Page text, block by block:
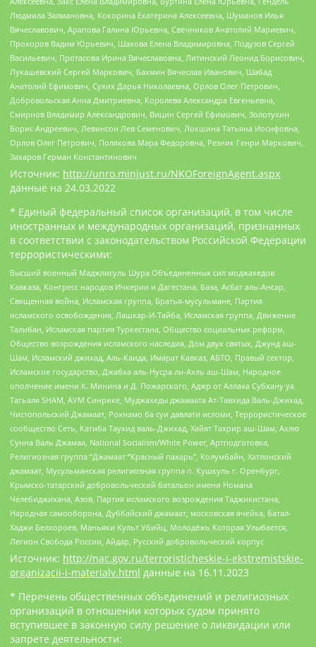
Людмила Залмановна, Кокорина Екатерина Алексеевна, Шуманов Илья
Вячеславович, Арапова Галина Юрьевна, Свечников Анатолий Мариевич,
Прохоров Вадим Юрьевич, Шахова Елена Владимировна, Подузов Сергей
Васильевич, Протасова Ирина Вячеславовна, Литинский Леонид Борисович,
Лукашевский Сергей Маркович, Бахмин Вячеслав Иванович, Шабад
Анатолий Ефимович, Сухих Дарья Николаевна, Орлов Олег Петрович,
Добровольская Анна Дмитриевна, Королева Александра Евгеньевна,
Смирнов Владимир Александрович, Вицин Сергей Ефимович, Золотухин
Борис Андреевич, Левинсон Лев Семенович, Локшина Татьяна Иосифовна,
Орлов Олег Петрович, Полякова Мара Федоровна, Резник Генри Маркович,
Захаров Герман Константинович
Источник: http://unro.minjust.ru/NKOForeignAgent.aspx
данные на 24.03.2022
* Единый федеральный список организаций, в том числе
иностранных и международных организаций, признанных
в соответствии с законодательством Российской Федерации
террористическими:
Высший военный Маджлисуль Шура Объединенных сил моджахедов
Кавказа, Конгресс народов Ичкерии и Дагестана, База, Асбат аль-Ансар,
Священная война, Исламская группа, Братья-мусульмане, Партия
исламского освобождения, Лашкар-И-Тайба, Исламская группа, Движение
Талибан, Исламская партия Туркестана, Общество социальных реформ,
Общество возрождения исламского наследия, Дом двух святых, Джунд аш-
Шам, Исламский джихад, Аль-Каида, Имарат Кавказ, АБТО, Правый сектор,
Исламское государство, Джабха аль-Нусра ли-Ахль аш-Шам, Народное
ополчение имени К. Минина и Д. Пожарского, Аджр от Аллаха Субхану уа
Тагьаля SHAM, АУМ Синрике, Муджахеды джамаата Ат-Тавхида Валь-Джихад,
Чистопольский Джамаат, Рохнамо ба суи давлати исломи, Террористическое
сообщество Сеть, Катиба Таухид валь-Джихад, Хайят Тахрир аш-Шам, Ахлю
Сунна Валь Джамаа, National Socialism/White Power, Артподготовка,
Религиозная группа “Джамаат “Красный пахарь”, Колумбайн, Хатлонский
джамаат, Мусульманская религиозная группа п. Кушкуль г. Оренбург,
Крымско-татарский добровольческий батальон имени Номана
Челебиджихана, Азов, Партия исламского возрождения Таджикистана,
Народная самооборона, Дуббайский джамаат, московская ячейка, Батал-
Хаджи Белхороев, Маньяки Культ Убийц, Молодёжь Которая Улыбается,
Легион Свобода России, Айдар, Русский добровольческий корпус
Источник: http://nac.gov.ru/terroristicheskie-i-ekstremistskie-
organizacii-i-materialy.html данные на 16.11.2023
* Перечень общественных объединений и религиозных
организаций в отношении которых судом принято
вступившее в законную силу решение о ликвидации или
запрете деятельности: